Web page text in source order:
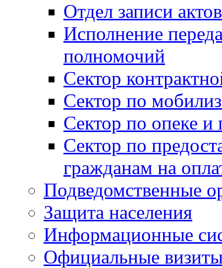
Отдел записи
Исполнение
полномочий
Сектор
Сектор по
Сектор по опеке и
Сектор по
гражданам на
Подведомственные
Защита населения
Информационные
Официальные